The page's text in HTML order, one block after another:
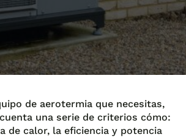
de aerotermia que necesitas,
una serie de criterios cómo:
de calor, la eficiencia y potencia